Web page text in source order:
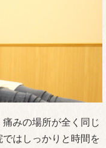
みの場所が全く同じ
はしっかりと時間を